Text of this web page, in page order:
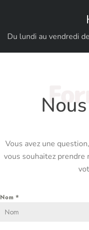
Du lundi au vendredi
Vous avez une
vous souhaitez
Nom *